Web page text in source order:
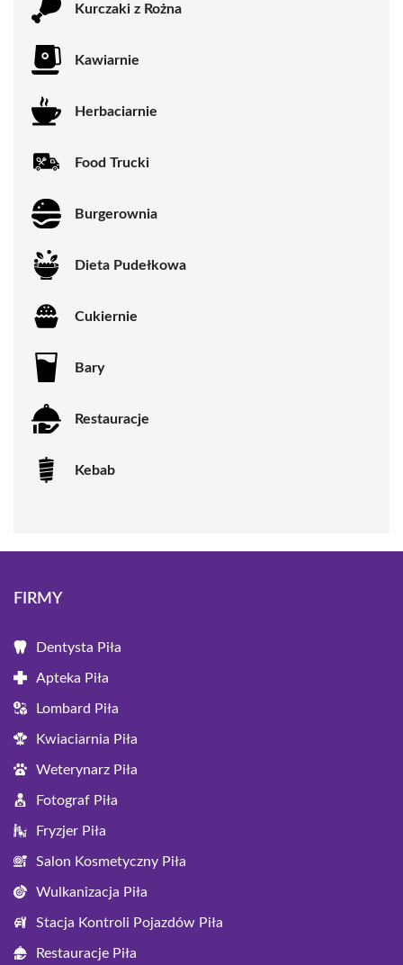
Kurczaki z Rożna
Kawiarnie
Herbaciarnie
Food Trucki
Burgerownia
Dieta Pudełkowa
Cukiernie
Bary
Restauracje
Kebab
FIRMY
Dentysta Piła
Apteka Piła
Lombard Piła
Kwiaciarnia Piła
Weterynarz Piła
Fotograf Piła
Fryzjer Piła
Salon Kosmetyczny Piła
Wulkanizacja Piła
Stacja Kontroli Pojazdów Piła
Restauracje Piła